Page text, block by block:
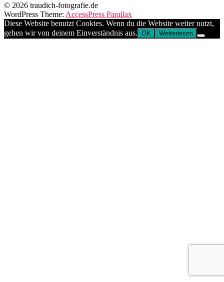
© 2026 traudich-fotografie.de
WordPress Theme: AccessPress Parallax
Diese Website benutzt Cookies. Wenn du die Website weiter nutzt,
gehen wir von deinem Einverständnis aus. OK Weiterlesen